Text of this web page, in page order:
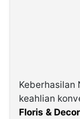
Keberhasilan
keahlian
Floris &